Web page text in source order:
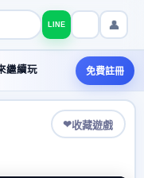
LINE 👤
繼續玩 免費註冊
❤收藏遊戲